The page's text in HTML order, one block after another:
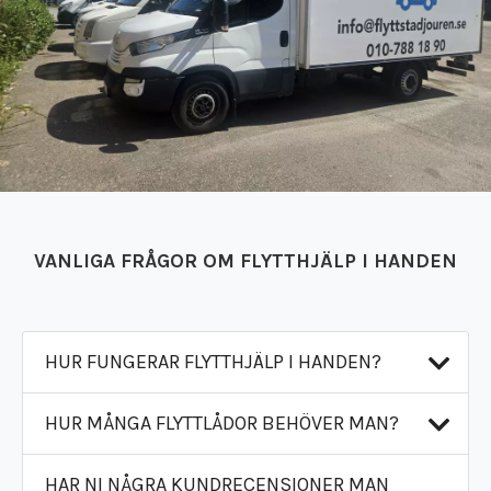
VANLIGA FRÅGOR OM FLYTTHJÄLP I HANDEN
HUR FUNGERAR FLYTTHJÄLP I HANDEN?
När du bokar flytthjälp i Handen ingår en
HUR MÅNGA FLYTTLÅDOR BEHÖVER MAN?
HAR NI NÅGRA KUNDRECENSIONER MAN